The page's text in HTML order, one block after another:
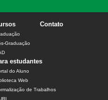
Graduação
Contato
estudantes
do Aluno
Web
de Trabalhos